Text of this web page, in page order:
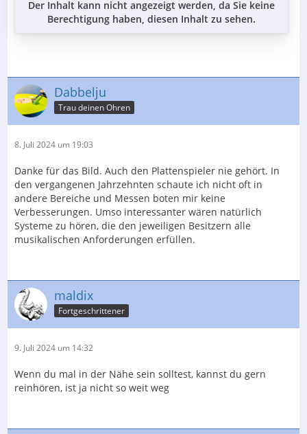
Der Inhalt kann nicht angezeigt werden, da Sie keine
Berechtigung haben, diesen Inhalt zu sehen.
Dabbelju
Trau deinen Ohren
8. Juli 2024 um 19:03
Danke für das Bild. Auch den Plattenspieler nie gehört. In
den vergangenen Jahrzehnten schaute ich nicht oft in
andere Bereiche und Messen boten mir keine
Verbesserungen. Umso interessanter wären natürlich
Systeme zu hören, die den jeweiligen Besitzern alle
musikalischen Anforderungen erfüllen.
maldix
Fortgeschrittener
9. Juli 2024 um 14:32
Wenn du mal in der Nähe sein solltest, kannst du gern
reinhören, ist ja nicht so weit weg